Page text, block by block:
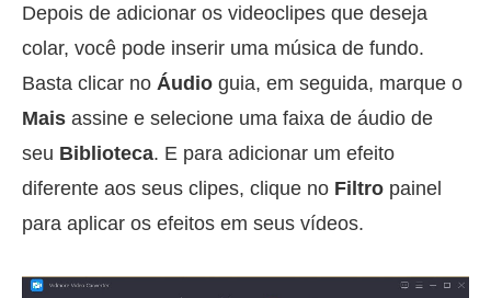
Depois de adicionar os videoclipes que deseja
colar, você pode inserir uma música de fundo.
Basta clicar no Áudio guia, em seguida, marque o
Mais assine e selecione uma faixa de áudio de
seu Biblioteca. E para adicionar um efeito
diferente aos seus clipes, clique no Filtro painel
para aplicar os efeitos em seus vídeos.